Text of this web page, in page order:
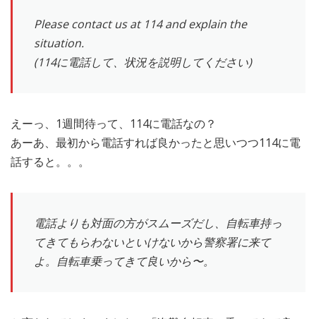
Please contact us at 114 and explain the
situation.
(114に電話して、状況を説明してください)
えーっ、1週間待って、114に電話なの？
あーあ、最初から電話すれば良かったと思いつつ114に電
話すると。。。
電話よりも対面の方がスムーズだし、自転車持っ
てきてもらわないといけないから警察署に来て
よ。自転車乗ってきて良いから〜。